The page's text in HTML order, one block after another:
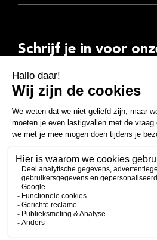
Schrijf je in voor
E-
mailadres
Inschrijven
FacebookInstagramLinkedInYouTubeSpotify
Copyright 2026